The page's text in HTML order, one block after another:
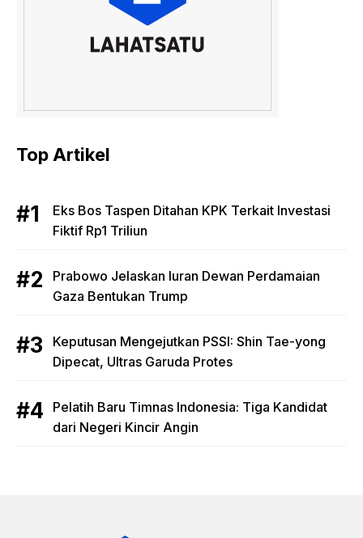
Top Artikel
Eks Bos Taspen Ditahan KPK Terkait Investasi
Fiktif Rp1 Triliun
Prabowo Jelaskan Iuran Dewan Perdamaian
Gaza Bentukan Trump
Keputusan Mengejutkan PSSI: Shin Tae-yong
Dipecat, Ultras Garuda Protes
Pelatih Baru Timnas Indonesia: Tiga Kandidat
dari Negeri Kincir Angin